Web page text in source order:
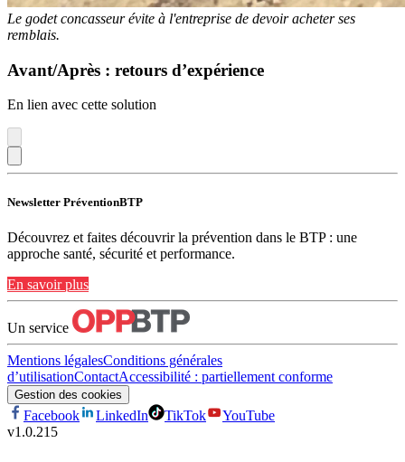
Le godet concasseur évite à l'entreprise de devoir acheter ses
remblais.
Avant/Après : retours d’expérience
En lien avec cette solution
Newsletter PréventionBTP
Découvrez et faites découvrir la prévention dans le BTP : une
approche santé, sécurité et performance.
En savoir plus
Un service
Mentions légalesConditions générales
d’utilisationContactAccessibilité : partiellement conforme
Gestion des cookies
Facebook LinkedIn TikTok
YouTube
v1.0.215